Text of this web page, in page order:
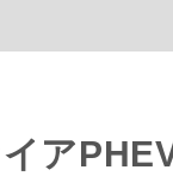
ア